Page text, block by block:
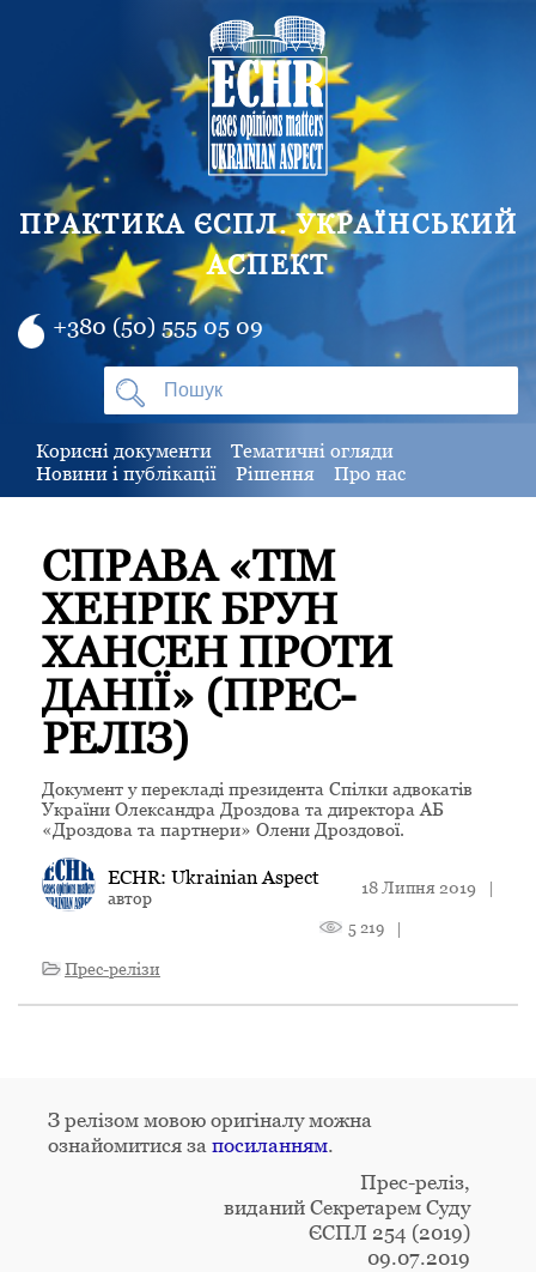
ПРАКТИКА ЄСПЛ. УКРАЇНСЬКИЙ
АСПЕКТ
+380 (50) 555 05 09
Корисні документи
Тематичні огляди
Новини і публікації
Рішення Про нас
СПРАВА «ТІМ
ХЕНРІК БРУН
ХАНСЕН ПРОТИ
ДАНІЇ» (ПРЕС-
РЕЛІЗ)
Документ у перекладі президента Спілки адвокатів
України Олександра Дроздова та директора АБ
«Дроздова та партнери» Олени Дроздової.
ECHR: Ukrainian Aspect
автор
18 Липня 2019 |
5 219
|
Прес-релізи
З релізом мовою оригіналу можна
ознайомитися за посиланням.
Прес-реліз,
виданий Секретарем Суду
ЄСПЛ 254 (2019)
09.07.2019